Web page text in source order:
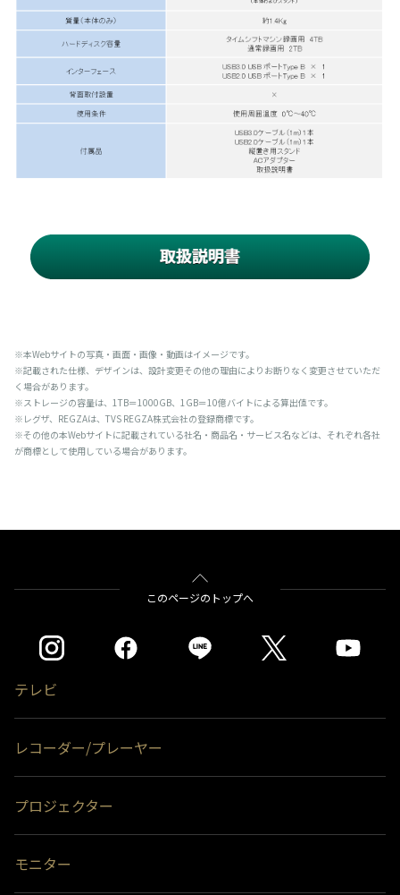
※本Webサイトの写真・画面・画像・動画はイメージです。
※記載された仕様、デザインは、設計変更その他の理由によりお断りなく変更させていただ
く場合があります。
※ストレージの容量は、1TB＝1000GB、1GB＝10億バイトによる算出値です。
※レグザ、REGZAは、TVS REGZA株式会社の登録商標です。
※その他の本Webサイトに記載されている社名・商品名・サービス名などは、それぞれ各社
が商標として使用している場合があります。
このページのトップへ
テレビ
レコーダー/プレーヤー
プロジェクター
モニター